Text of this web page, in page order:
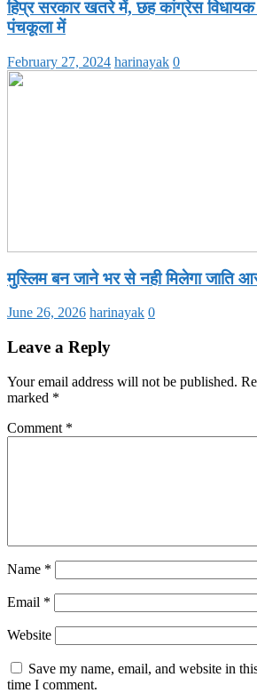
हिप्र सरकार खतरे में, छह कांग्रेस विधायक
पंचकूला में
February 27, 2024 harinayak 0
मुस्लिम बन जाने भर से नही मिलेगा जाति
June 26, 2026 harinayak 0
Leave a Reply
Your email address will not be published.
marked *
Comment *
Name *
Email *
Website
Save my name, email, and website in
time I comment.